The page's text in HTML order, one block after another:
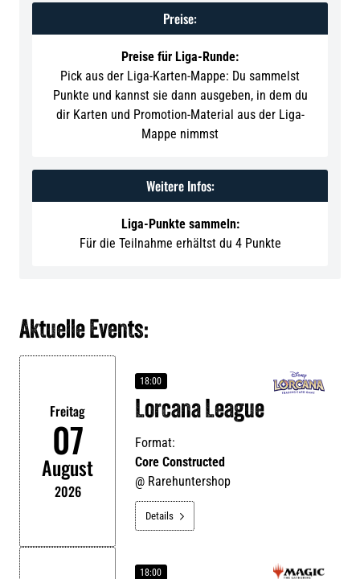
Preise:
Preise für Liga-Runde:
Pick aus der Liga-Karten-Mappe: Du sammelst
Punkte und kannst sie dann ausgeben, in dem du
dir Karten und Promotion-Material aus der Liga-
Mappe nimmst
Weitere Infos:
Liga-Punkte sammeln:
Für die Teilnahme erhältst du 4 Punkte
Aktuelle Events:
Freitag
07
August
2026
18:00
Lorcana League
Format:
Core Constructed
@ Rarehuntershop
Details 
18:00